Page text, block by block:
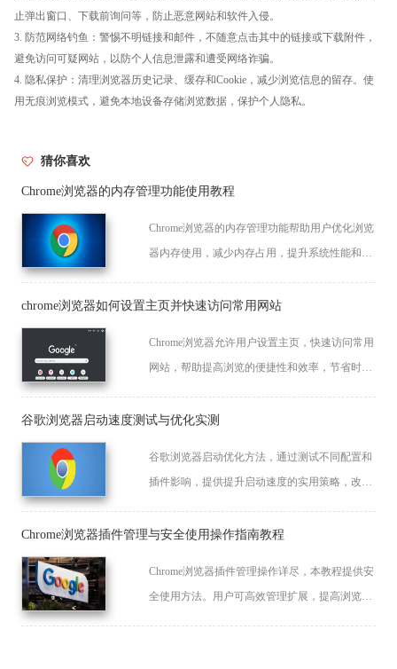
止弹出窗口、下载前询问等，防止恶意网站和软件入侵。
3. 防范网络钓鱼：警惕不明链接和邮件，不随意点击其中的链接或下载附件，
避免访问可疑网站，以防个人信息泄露和遭受网络诈骗。
4. 隐私保护：清理浏览器历史记录、缓存和Cookie，减少浏览信息的留存。使
用无痕浏览模式，避免本地设备存储浏览数据，保护个人隐私。
猜你喜欢
Chrome浏览器的内存管理功能使用教程
Chrome浏览器的内存管理功能帮助用户优化浏览
器内存使用，减少内存占用，提升系统性能和网
chrome浏览器如何设置主页并快速访问常用网站
Chrome浏览器允许用户设置主页，快速访问常用
网站，帮助提高浏览的便捷性和效率，节省时
谷歌浏览器启动速度测试与优化实测
谷歌浏览器启动优化方法，通过测试不同配置和
插件影响，提供提升启动速度的实用策略，改善
Chrome浏览器插件管理与安全使用操作指南教程
Chrome浏览器插件管理操作详尽，本教程提供安
全使用方法。用户可高效管理扩展，提高浏览器